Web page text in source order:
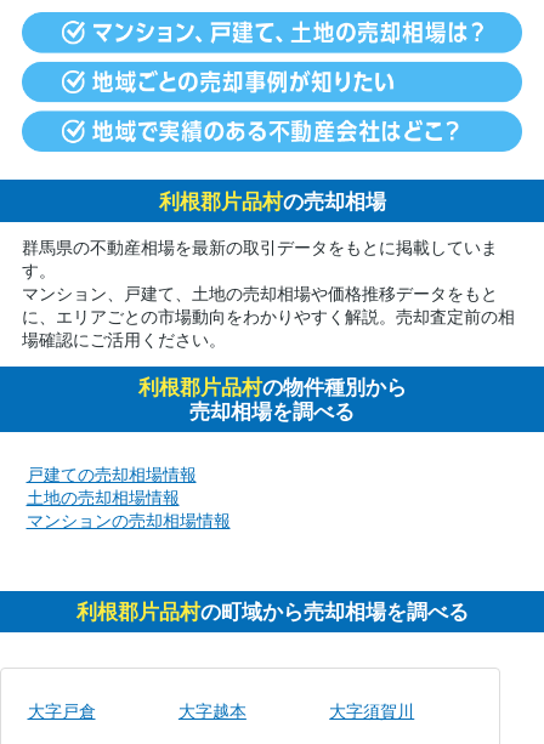
利根郡片品村の売却相場
群馬県の不動産相場を最新の取引データをもとに掲載していま
す。
マンション、戸建て、土地の売却相場や価格推移データをもと
に、エリアごとの市場動向をわかりやすく解説。売却査定前の相
場確認にご活用ください。
利根郡片品村の物件種別から
売却相場を調べる
戸建ての売却相場情報
土地の売却相場情報
マンションの売却相場情報
利根郡片品村の町域から売却相場を調べる
大字戸倉 大字越本 大字須賀川